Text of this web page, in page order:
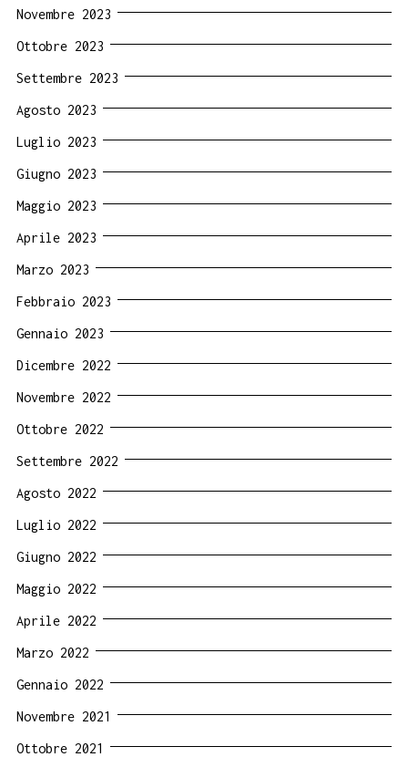
Novembre 2023
Ottobre 2023
Settembre 2023
Agosto 2023
Luglio 2023
Giugno 2023
Maggio 2023
Aprile 2023
Marzo 2023
Febbraio 2023
Gennaio 2023
Dicembre 2022
Novembre 2022
Ottobre 2022
Settembre 2022
Agosto 2022
Luglio 2022
Giugno 2022
Maggio 2022
Aprile 2022
Marzo 2022
Gennaio 2022
Novembre 2021
Ottobre 2021